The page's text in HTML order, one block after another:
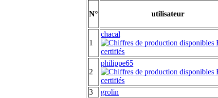
N° utilisateur
1
chacal
2
philippe65
3
grolin